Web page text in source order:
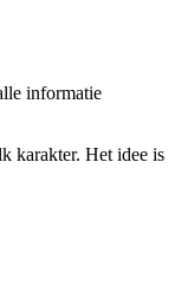
informatie
karakter. Het idee is